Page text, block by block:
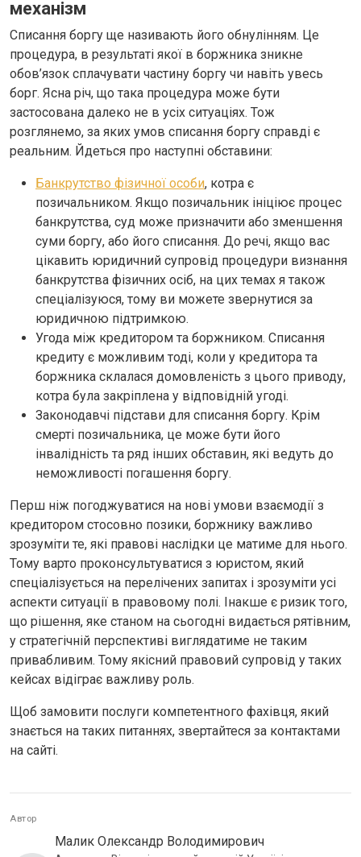
механізм
Списання боргу ще називають його обнулінням. Це
процедура, в результаті якої в боржника зникне
обов’язок сплачувати частину боргу чи навіть увесь
борг. Ясна річ, що така процедура може бути
застосована далеко не в усіх ситуаціях. Тож
розглянемо, за яких умов списання боргу справді є
реальним. Йдеться про наступні обставини:
Банкрутство фізичної особи, котра є
позичальником. Якщо позичальник ініціює процес
банкрутства, суд може призначити або зменшення
суми боргу, або його списання. До речі, якщо вас
цікавить юридичний супровід процедури визнання
банкрутства фізичних осіб, на цих темах я також
спеціалізуюся, тому ви можете звернутися за
юридичною підтримкою.
Угода між кредитором та боржником. Списання
кредиту є можливим тоді, коли у кредитора та
боржника склалася домовленість з цього приводу,
котра була закріплена у відповідній угоді.
Законодавчі підстави для списання боргу. Крім
смерті позичальника, це може бути його
інвалідність та ряд інших обставин, які ведуть до
неможливості погашення боргу.
Перш ніж погоджуватися на нові умови взаємодії з
кредитором стосовно позики, боржнику важливо
зрозуміти те, які правові наслідки це матиме для нього.
Тому варто проконсультуватися з юристом, який
спеціалізується на перелічених запитах і зрозуміти усі
аспекти ситуації в правовому полі. Інакше є ризик того,
що рішення, яке станом на сьогодні видається рятівним,
у стратегічній перспективі виглядатиме не таким
привабливим. Тому якісний правовий супровід у таких
кейсах відіграє важливу роль.
Щоб замовити послуги компетентного фахівця, який
знається на таких питаннях, звертайтеся за контактами
на сайті.
Автор
Малик Олександр Володимирович